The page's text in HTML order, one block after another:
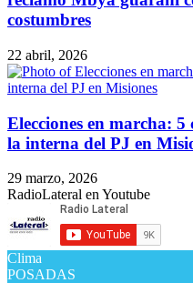
costumbres
22 abril, 2026
Elecciones en marcha: 5
la interna del PJ en
29 marzo, 2026
RadioLateral en Youtube
Clima
POSADAS